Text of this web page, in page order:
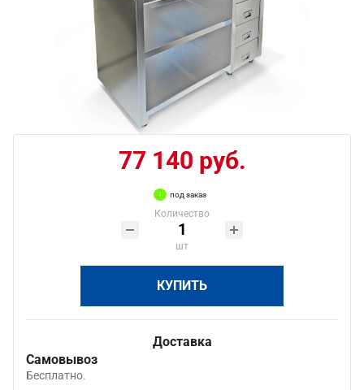
77 140 руб.
под заказ
Количество
шт
КУПИТЬ
Доставка
Самовывоз
Бесплатно.